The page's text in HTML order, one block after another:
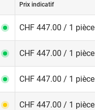
qu’avec
est à
Prix indicatif
CHF 447.00 / 1 pièce
CHF 447.00 / 1 pièce
CHF 447.00 / 1 pièce
CHF 447.00 / 1 pièce